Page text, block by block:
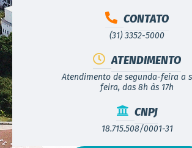
CONTATO
(31) 3352-5000
ATENDIMENTO
Atendimento de segunda-feira a
feira, das 8h às 17h
CNPJ
18.715.508/0001-31